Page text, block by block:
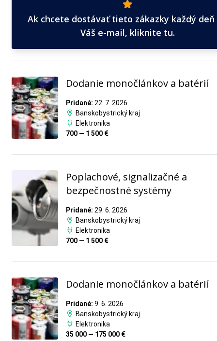
Ak chcete dostávať tieto zákazky každý deň
Váš e-mail, kliknite tu.
Dodanie monočlánkov a batérií
Pridané: 22. 7. 2026
Banskobystrický kraj
Elektronika
700 — 1 500 €
Poplachové, signalizačné a
bezpečnostné systémy
Pridané: 29. 6. 2026
Banskobystrický kraj
Elektronika
700 — 1 500 €
Dodanie monočlánkov a batérií
Pridané: 9. 6. 2026
Banskobystrický kraj
Elektronika
35 000 — 175 000 €